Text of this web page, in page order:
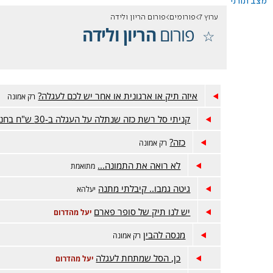
ערוץ 7 פורומים פורום הריון ולידה
פורוםהריון ולידה
איזה תיק או ארגונית או אחר יש לכם לעגלה? רק אמונה
קניתי סל רשת כזה שנתלה על העגלה ב-30 ש"ח בחנות סטוק.
כזה? רק אמונה
לא רואה את התמונה... מתואמת
גיטה גמבו.. קיבלתי מתנה יעלהא
יש לנו תיק של סופר פארם יעל מהדרום
מנסה להבין רק אמונה
כן, הסל שמתחת לעגלה יעל מהדרום